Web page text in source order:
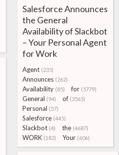
Salesforce Announces
the General
Availability of Slackbot
– Your Personal Agent
for Work
Agent (235)
Announces (262)
Availability (85) for (5779)
General (94) of (3565)
Personal (57)
Salesforce (445)
Slackbot (4) the (4687)
WORK (182) Your (606)